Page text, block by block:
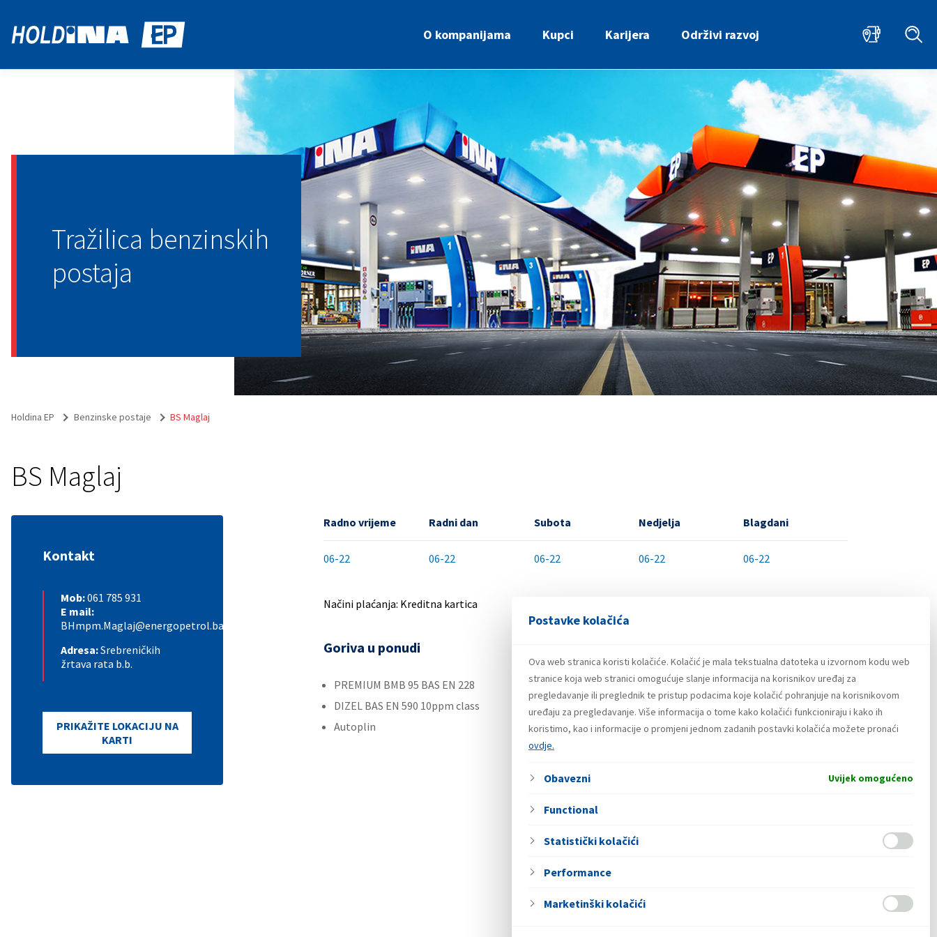
Postavke kolačića
Ova web stranica koristi kolačiće. Kolačić je mala tekstualna datoteka u izvornom kodu web
stranice koja web stranici omogućuje slanje informacija na korisnikov uređaj za
pregledavanje ili preglednik te pristup podacima koje kolačić pohranjuje na korisnikovom
uređaju za pregledavanje. Više informacija o tome kako kolačići funkcioniraju i kako ih
koristimo, kao i informacije o promjeni jednom zadanih postavki kolačića možete pronaći
ovdje.
Obavezni Uvijek omogućeno
Functional
Statistički kolačići
Performance
Marketinški kolačići
O kompanijama Kupci Karijera Održivi razvoj
Tražilica benzinskih
postaja
Holdina EP Benzinske postaje BS Maglaj
BS Maglaj
Kontakt
Mob:061 785 931
E mail:
BHmpm.Maglaj@energopetrol.ba
Adresa:Srebreničkih
žrtava rata b.b.
PRIKAŽITE LOKACIJU NA
KARTI
Radno vrijeme Radni dan Subota Nedjelja Blagdani
06-22 06-22 06-22 06-22 06-22
Načini plaćanja: Kreditna kartica
Goriva u ponudi
PREMIUM BMB 95 BAS EN 228
DIZEL BAS EN 590 10ppm class
Autoplin
Plin u bocama
Maziva
Roba široke potrošnje
Usluge